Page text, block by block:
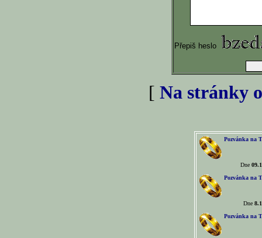
Přepiš heslo
[ Na stránky
Pozvánka na
Dne
Pozvánka na
Dne
Pozvánka na